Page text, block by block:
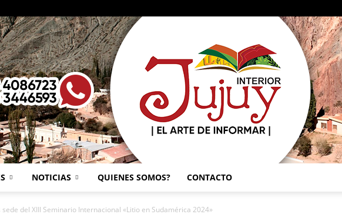
NOTICIAS QUIENES SOMOS? CONTACTO
sede del XIII Seminario Internacional «Litio en Sudamérica 2024»